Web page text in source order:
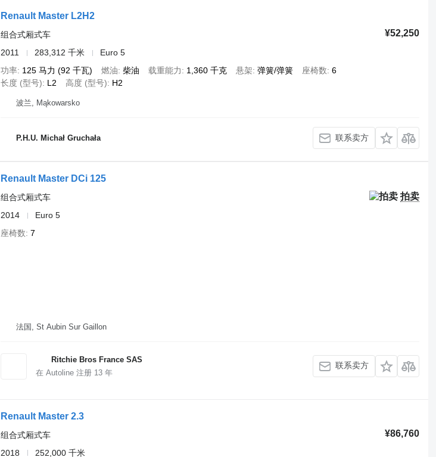
Renault Master L2H2
¥52,250
组合式厢式车
2011
283,312 千米
Euro 5
功率 125 马力 (92 千瓦) 燃油 柴油 载重能力 1,360 千克 悬架 弹簧/弹簧 座椅数 6
长度 (型号)
L2 高度 (型号) H2
波兰, Mąkowarsko
P.H.U. Michał Gruchała 联系卖方
Renault Master DCi 125
拍卖
组合式厢式车
2014
Euro 5
座椅数 7
法国, St Aubin Sur Gaillon
Ritchie Bros France SAS
在 Autoline 注册 13年
联系卖方
Renault Master 2.3
¥86,760
组合式厢式车
2018
252,000 千米